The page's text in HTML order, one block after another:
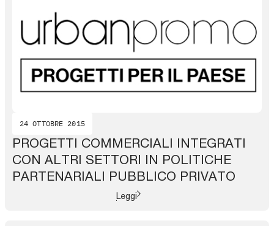
24 OTTOBRE 2015
PROGETTI COMMERCIALI INTEGRATI
CON ALTRI SETTORI IN POLITICHE
PARTENARIALI PUBBLICO PRIVATO
Leggi